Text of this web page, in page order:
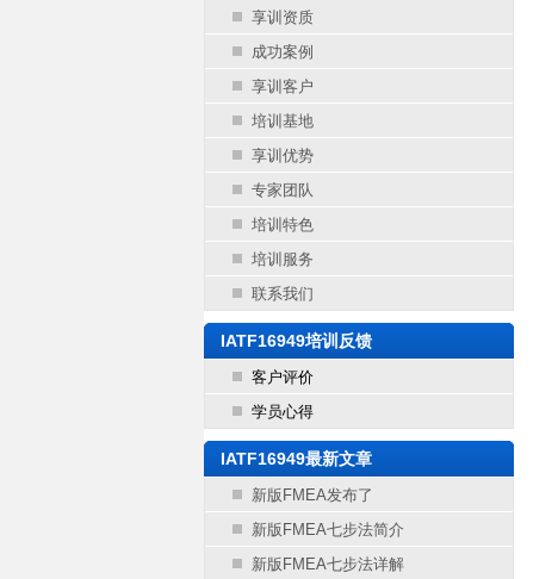
享训资质
成功案例
享训客户
培训基地
享训优势
专家团队
培训特色
培训服务
联系我们
IATF16949培训反馈
客户评价
学员心得
IATF16949最新文章
新版FMEA发布了
新版FMEA七步法简介
新版FMEA七步法详解